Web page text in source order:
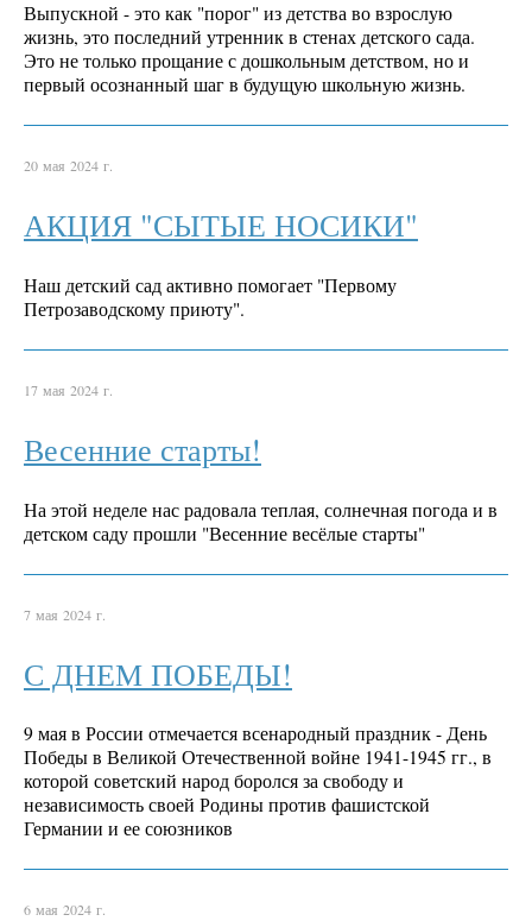
Выпускной - это как "порог" из детства во взрослую
жизнь, это последний утренник в стенах детского сада.
Это не только прощание с дошкольным детством, но и
первый осознанный шаг в будущую школьную жизнь.
20 мая 2024 г.
АКЦИЯ "СЫТЫЕ НОСИКИ"
Наш детский сад активно помогает "Первому
Петрозаводскому приюту".
17 мая 2024 г.
Весенние старты!
На этой неделе нас радовала теплая, солнечная погода и в
детском саду прошли "Весенние весёлые старты"
7 мая 2024 г.
С ДНЕМ ПОБЕДЫ!
9 мая в России отмечается всенародный праздник - День
Победы в Великой Отечественной войне 1941-1945 гг., в
которой советский народ боролся за свободу и
независимость своей Родины против фашистской
Германии и ее союзников
6 мая 2024 г.